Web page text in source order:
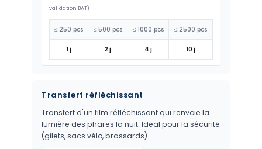
validation BAT)
≤ 250 pcs ≤ 500 pcs ≤ 1000 pcs ≤ 2500 pcs
1 j 2 j 4 j 10 j
Transfert réfléchissant
Transfert d'un film réfléchissant qui renvoie la
lumière des phares la nuit. Idéal pour la sécurité
(gilets, sacs vélo, brassards).